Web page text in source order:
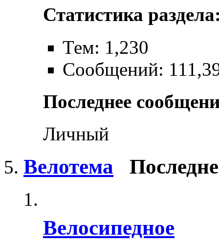
Статистика
Тем: 1,230
Сообщений:
Последнее
Личный
Велотема
Велосипедное